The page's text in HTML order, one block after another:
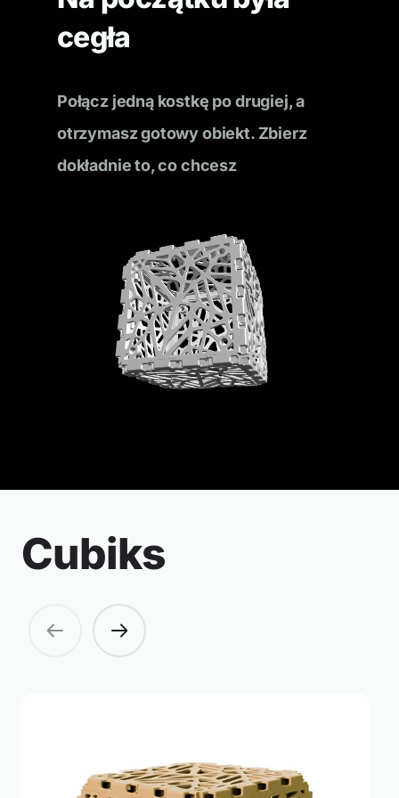
cegła
Połącz jedną kostkę po drugiej, a
otrzymasz gotowy obiekt. Zbierz
dokładnie to, co chcesz
Cubiks